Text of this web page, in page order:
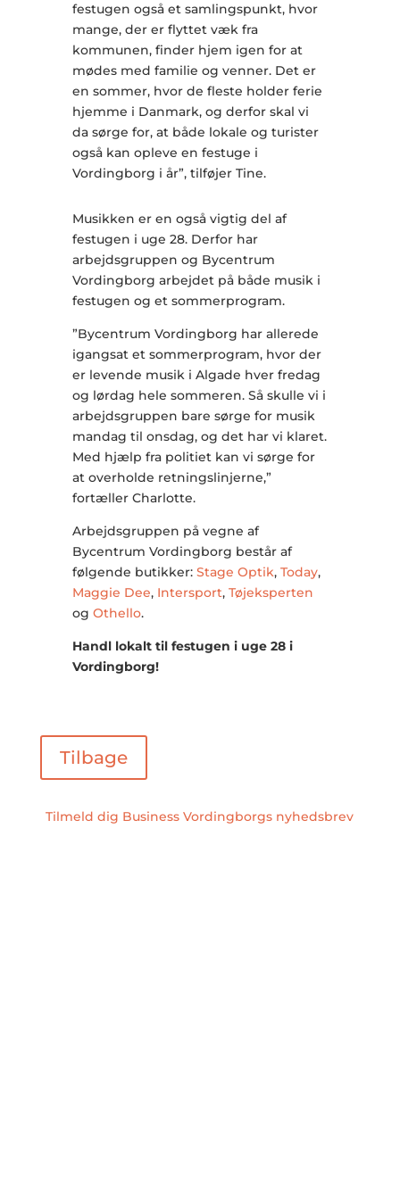
festugen også et samlingspunkt, hvor
mange, der er flyttet væk fra
kommunen, finder hjem igen for at
mødes med familie og venner. Det er
en sommer, hvor de fleste holder ferie
hjemme i Danmark, og derfor skal vi
da sørge for, at både lokale og turister
også kan opleve en festuge i
Vordingborg i år”, tilføjer Tine.
Musikken er en også vigtig del af
festugen i uge 28. Derfor har
arbejdsgruppen og Bycentrum
Vordingborg arbejdet på både musik i
festugen og et sommerprogram.
”Bycentrum Vordingborg har allerede
igangsat et sommerprogram, hvor der
er levende musik i Algade hver fredag
og lørdag hele sommeren. Så skulle vi i
arbejdsgruppen bare sørge for musik
mandag til onsdag, og det har vi klaret.
Med hjælp fra politiet kan vi sørge for
at overholde retningslinjerne,”
fortæller Charlotte.
Arbejdsgruppen på vegne af
Bycentrum Vordingborg består af
følgende butikker: Stage Optik, Today,
Maggie Dee, Intersport, Tøjeksperten
og Othello.
Handl lokalt til festugen i uge 28 i
Vordingborg!
Tilbage
Tilmeld dig Business Vordingborgs nyhedsbrev